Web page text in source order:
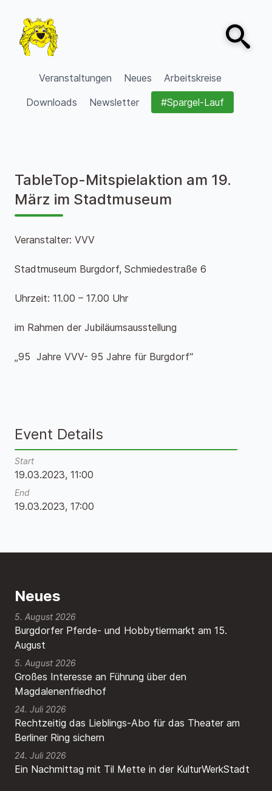
VVV Burgdorf
Veranstaltungen Neues
Arbeitskreise
Downloads
Newsletter #Spargel-Lauf
Open
TableTop-Mitspielaktion am 19.
März im Stadtmuseum
Veranstalter: VVV
Stadtmuseum Burgdorf, Schmiedestraße 6
Uhrzeit: 11.00 – 17.00 Uhr
im Rahmen der Jubiläumsausstellung
„95 Jahre VVV- 95 Jahre für Burgdorf“
Event Details
Start
19.03.2023, 11:00
End
19.03.2023, 17:00
Neues
Burgdorfer Pferde- und Hobbytiermarkt am 15.
August
5. August 2026
Großes Interesse an Führung über den
Magdalenenfriedhof
5. August 2026
Rechtzeitig das Lieblings-Abo für das Theater am
Berliner Ring sichern
24. Juli 2026
Ein Nachmittag mit Til Mette in der KulturWerkStadt
24. Juli 2026